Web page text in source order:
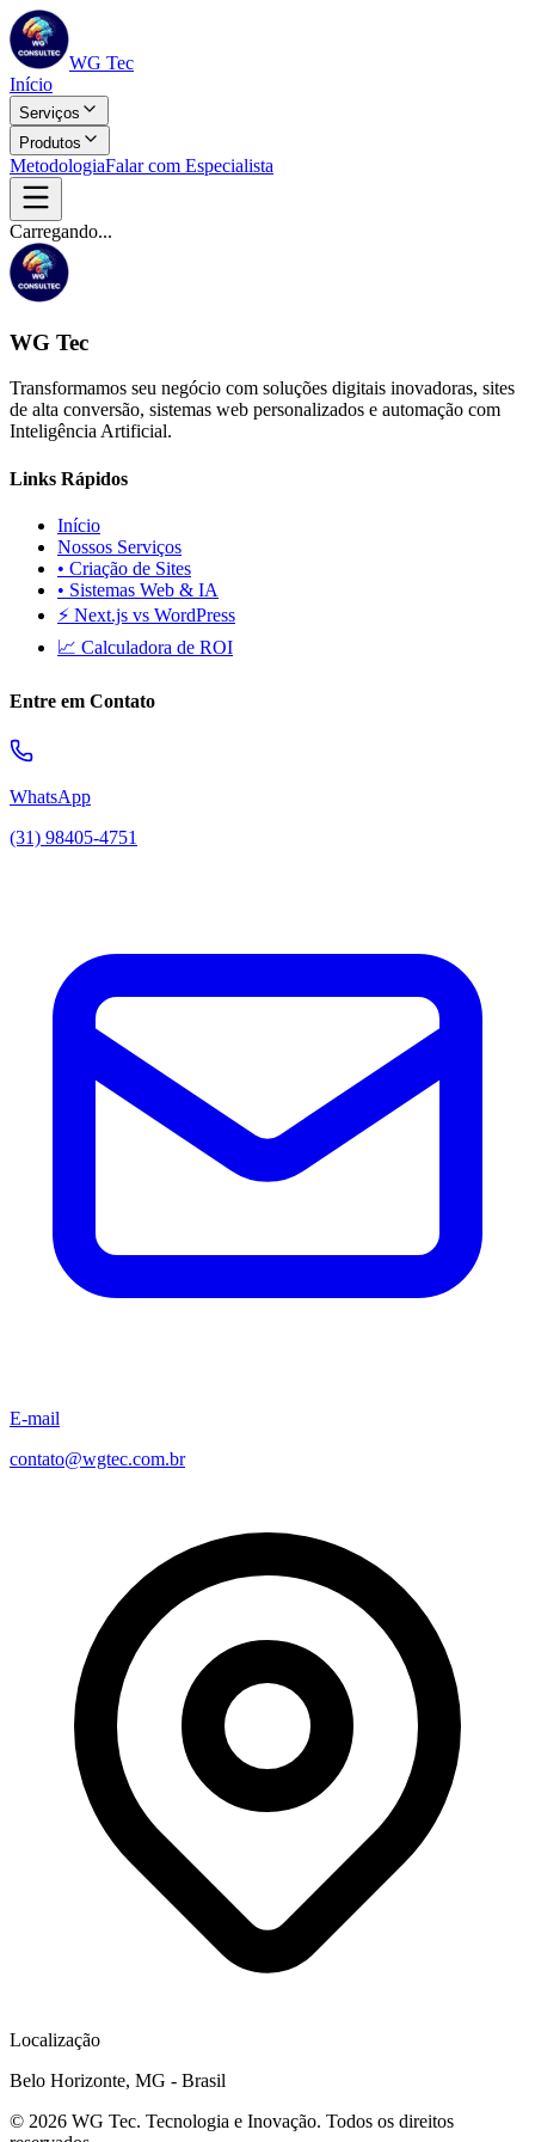
WG Tec
Início
Serviços
Produtos
MetodologiaFalar com Especialista
Carregando...
WG Tec
Transformamos seu negócio com soluções digitais inovadoras, sites
de alta conversão, sistemas web personalizados e automação com
Inteligência Artificial.
Links Rápidos
Início
Nossos Serviços
• Criação de Sites
• Sistemas Web & IA
⚡ Next.js vs WordPress
📈 Calculadora de ROI
Entre em Contato
WhatsApp
(31) 98405-4751
E-mail
contato@wgtec.com.br
Localização
Belo Horizonte, MG - Brasil
© 2026 WG Tec. Tecnologia e Inovação. Todos os direitos